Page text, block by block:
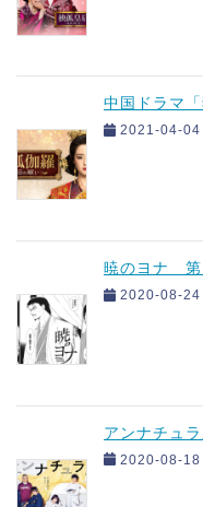
中国ドラマ
2021-04-04
暁のヨナ 第
2020-08-24
アンナチュ
2020-08-18